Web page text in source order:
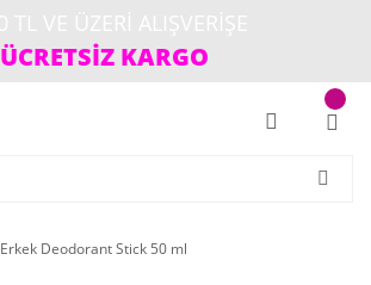
ÜCRETSİZ KARGO